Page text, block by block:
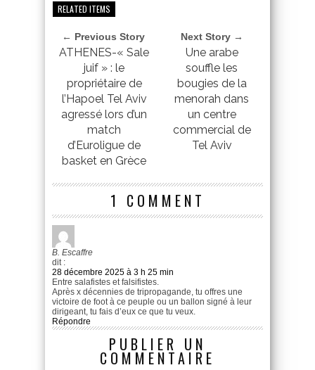
RELATED ITEMS
← Previous Story
ATHENES-« Sale
juif » : le
propriétaire de
l’Hapoel Tel Aviv
agressé lors d’un
match
d’Euroligue de
basket en Grèce
Next Story →
Une arabe
souffle les
bougies de la
menorah dans
un centre
commercial de
Tel Aviv
1 COMMENT
B. Escaffre
dit :
28 décembre 2025 à 3 h 25 min
Entre salafistes et falsifistes.
Après x décennies de tripropagande, tu offres une
victoire de foot à ce peuple ou un ballon signé à leur
dirigeant, tu fais d’eux ce que tu veux.
Répondre
PUBLIER UN
COMMENTAIRE